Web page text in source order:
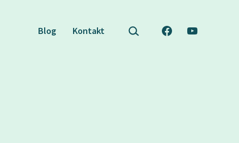
Blog Kontakt
Suchen …